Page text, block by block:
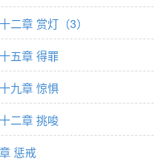
二章 赏灯（3）
五章 得罪
九章 惊惧
二章 挑唆
惩戒